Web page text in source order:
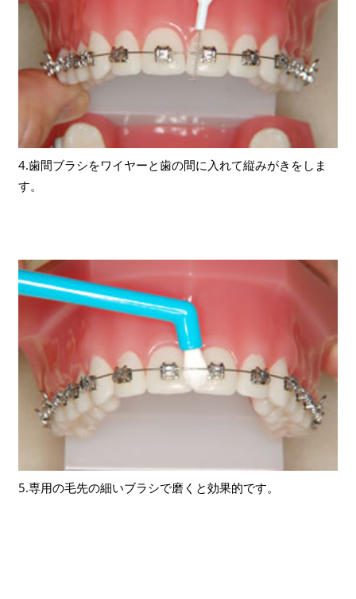
4.歯間ブラシをワイヤーと歯の間に入れて縦みがきをしま
す。
5.専用の毛先の細いブラシで磨くと効果的です。